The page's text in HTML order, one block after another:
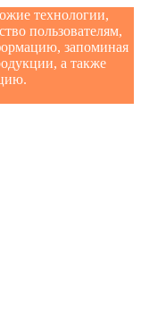
технологии,
пользователям,
запоминая
а также